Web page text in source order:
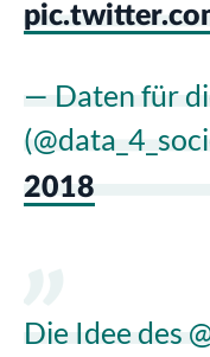
— Daten für
2018
Die Idee des